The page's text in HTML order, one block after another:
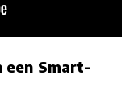
een Smart-